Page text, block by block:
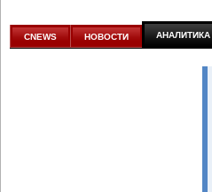
аналитике
CNEWS НОВОСТИ АНАЛИТИКА